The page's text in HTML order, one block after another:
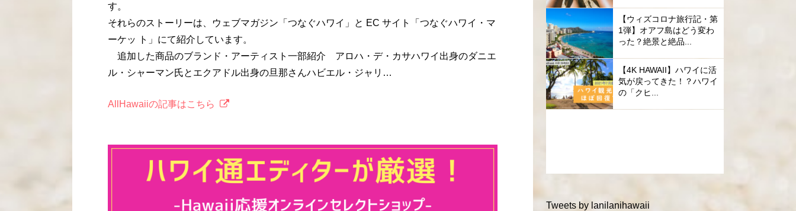
す。
それらのストーリーは、ウェブマガジン「つなぐハワイ」と EC サイト「つなぐハワイ・マ
ーケッ ト」にて紹介しています。
追加した商品のブランド・アーティスト一部紹介 アロハ・デ・カサハワイ出身のダニエ
ル・シャーマン氏とエクアドル出身の旦那さんハビエル・ジャリ…
AllHawaiiの記事はこちら
【ウィズコロナ旅行記・第
1弾】オアフ島はどう変わ
った？絶景と絶品...
【4K HAWAII】ハワイに活
気が戻ってきた！？ハワイ
の「クヒ...
Tweets by lanilanihawaii